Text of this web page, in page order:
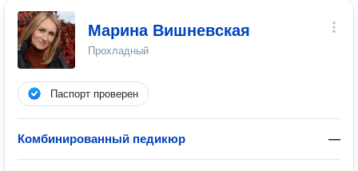
Марина Вишневская
Прохладный
Паспорт проверен
Комбинированный педикюр —